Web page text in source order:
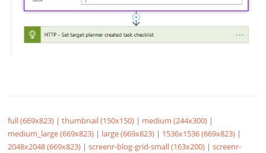
full (669x823) |thumbnail (150x150) | medium (244x300) |
medium_large (669x823) | large (669x823) | 1536x1536 (669x823) |
2048x2048 (669x823) |screenr-blog-grid-small (163x200) |screenr-